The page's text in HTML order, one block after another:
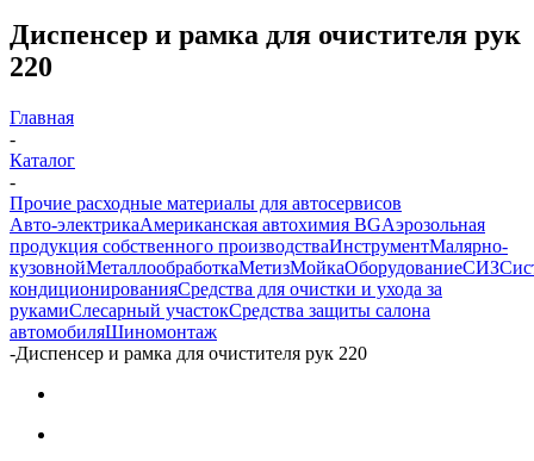
Диспенсер и рамка для очистителя рук
220
Главная
-
Каталог
-
Прочие расходные материалы для автосервисов
Авто-электрикаАмериканская автохимия BGАэрозольная
продукция собственного производстваИнструментМалярно-
кузовнойМеталлообработкаМетизМойкаОборудованиеСИЗ
кондиционированияСредства для очистки и ухода за
рукамиСлесарный участокСредства защиты салона
автомобиляШиномонтаж
-Диспенсер и рамка для очистителя рук 220